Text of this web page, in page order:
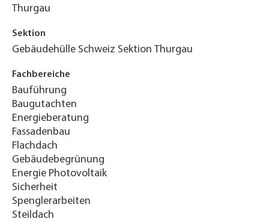
Thurgau
Sektion
Gebäudehülle Schweiz Sektion Thurgau
Fachbereiche
Bauführung
Baugutachten
Energieberatung
Fassadenbau
Flachdach
Gebäudebegrünung
Energie Photovoltaik
Sicherheit
Spenglerarbeiten
Steildach